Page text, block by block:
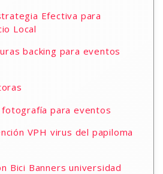
Efectiva para
Local
backing para eventos
para eventos
VPH virus del papiloma
Bici Banners universidad